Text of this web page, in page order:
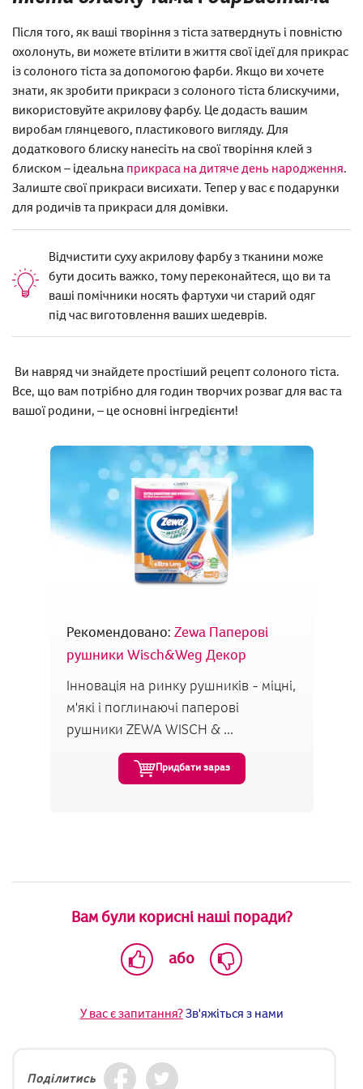
Рекомендовано: Zewa Паперові
рушники Wisch&Weg Декор
Інновація на ринку рушників - міцні,
м'які і поглинаючі паперові
рушники ZEWA WISCH & ...
Придбати зараз
Після того, як ваші творіння з тіста затверднуть і повністю
охолонуть, ви можете втілити в життя свої ідеї для прикрас
із солоного тіста за допомогою фарби. Якщо ви хочете
знати, як зробити прикраси з солоного тіста блискучими,
використовуйте акрилову фарбу. Це додасть вашим
виробам глянцевого, пластикового вигляду. Для
додаткового блиску нанесіть на свої творіння клей з
блиском – ідеальна прикраса на дитяче день народження.
Залиште свої прикраси висихати. Тепер у вас є подарунки
для родичів та прикраси для домівки.
Відчистити суху акрилову фарбу з тканини може
бути досить важко, тому переконайтеся, що ви та
ваші помічники носять фартухи чи старий одяг
під час виготовлення ваших шедеврів.
Ви навряд чи знайдете простіший рецепт солоного тіста.
Все, що вам потрібно для годин творчих розваг для вас та
вашої родини, – це основні інгредієнти!
Вам були корисні наші поради?
або
У вас є запитання?Зв'яжіться з нами
Поділитись